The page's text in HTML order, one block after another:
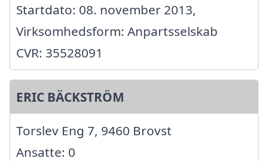
Startdato: 08. november 2013,
Virksomhedsform: Anpartsselskab
CVR: 35528091
ERIC BÄCKSTRÖM
Torslev Eng 7, 9460 Brovst
Ansatte: 0